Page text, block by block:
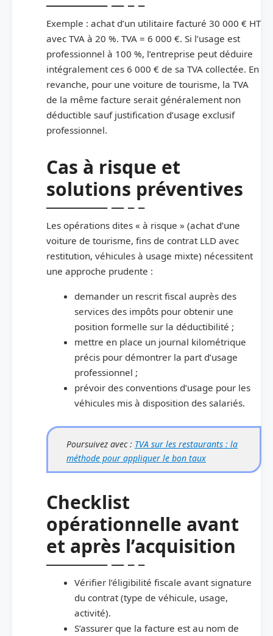
Exemple : achat d’un utilitaire facturé 30 000 € HT
avec TVA à 20 %. TVA = 6 000 €. Si l’usage est
professionnel à 100 %, l’entreprise peut déduire
intégralement ces 6 000 € de sa TVA collectée. En
revanche, pour une voiture de tourisme, la TVA
de la même facture serait généralement non
déductible sauf justification d’usage exclusif
professionnel.
Cas à risque et
solutions préventives
Les opérations dites « à risque » (achat d’une
voiture de tourisme, fins de contrat LLD avec
restitution, véhicules à usage mixte) nécessitent
une approche prudente :
demander un rescrit fiscal auprès des
services des impôts pour obtenir une
position formelle sur la déductibilité ;
mettre en place un journal kilométrique
précis pour démontrer la part d’usage
professionnel ;
prévoir des conventions d’usage pour les
véhicules mis à disposition des salariés.
Poursuivez avec : TVA sur les restaurants : la
méthode pour appliquer le bon taux
Checklist
opérationnelle avant
et après l’acquisition
Vérifier l’éligibilité fiscale avant signature
du contrat (type de véhicule, usage,
activité).
S’assurer que la facture est au nom de